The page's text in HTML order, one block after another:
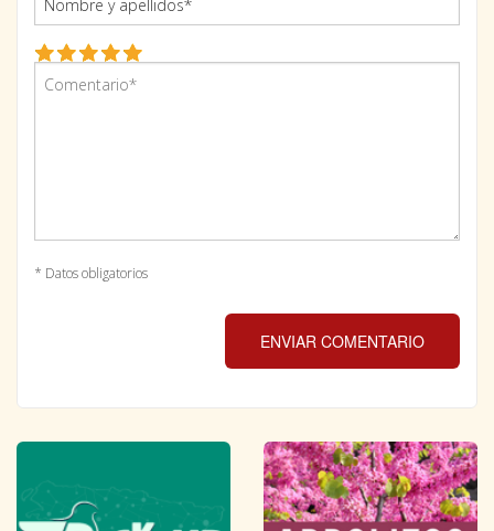
* Datos obligatorios
ENVIAR COMENTARIO